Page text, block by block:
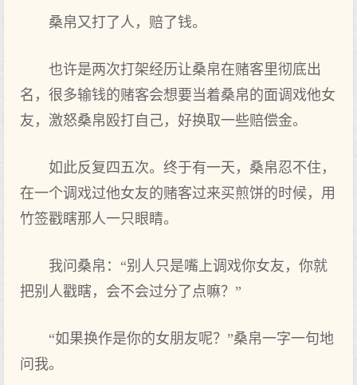
桑帛又打了人，赔了钱。
也许是两次打架经历让桑帛在赌客里彻底出
名，很多输钱的赌客会想要当着桑帛的面调戏他女
友，激怒桑帛殴打自己，好换取一些赔偿金。
如此反复四五次。终于有一天，桑帛忍不住，
在一个调戏过他女友的赌客过来买煎饼的时候，用
竹签戳瞎那人一只眼睛。
我问桑帛：“别人只是嘴上调戏你女友，你就
把别人戳瞎，会不会过分了点嘛？”
“如果换作是你的女朋友呢？”桑帛一字一句地
问我。